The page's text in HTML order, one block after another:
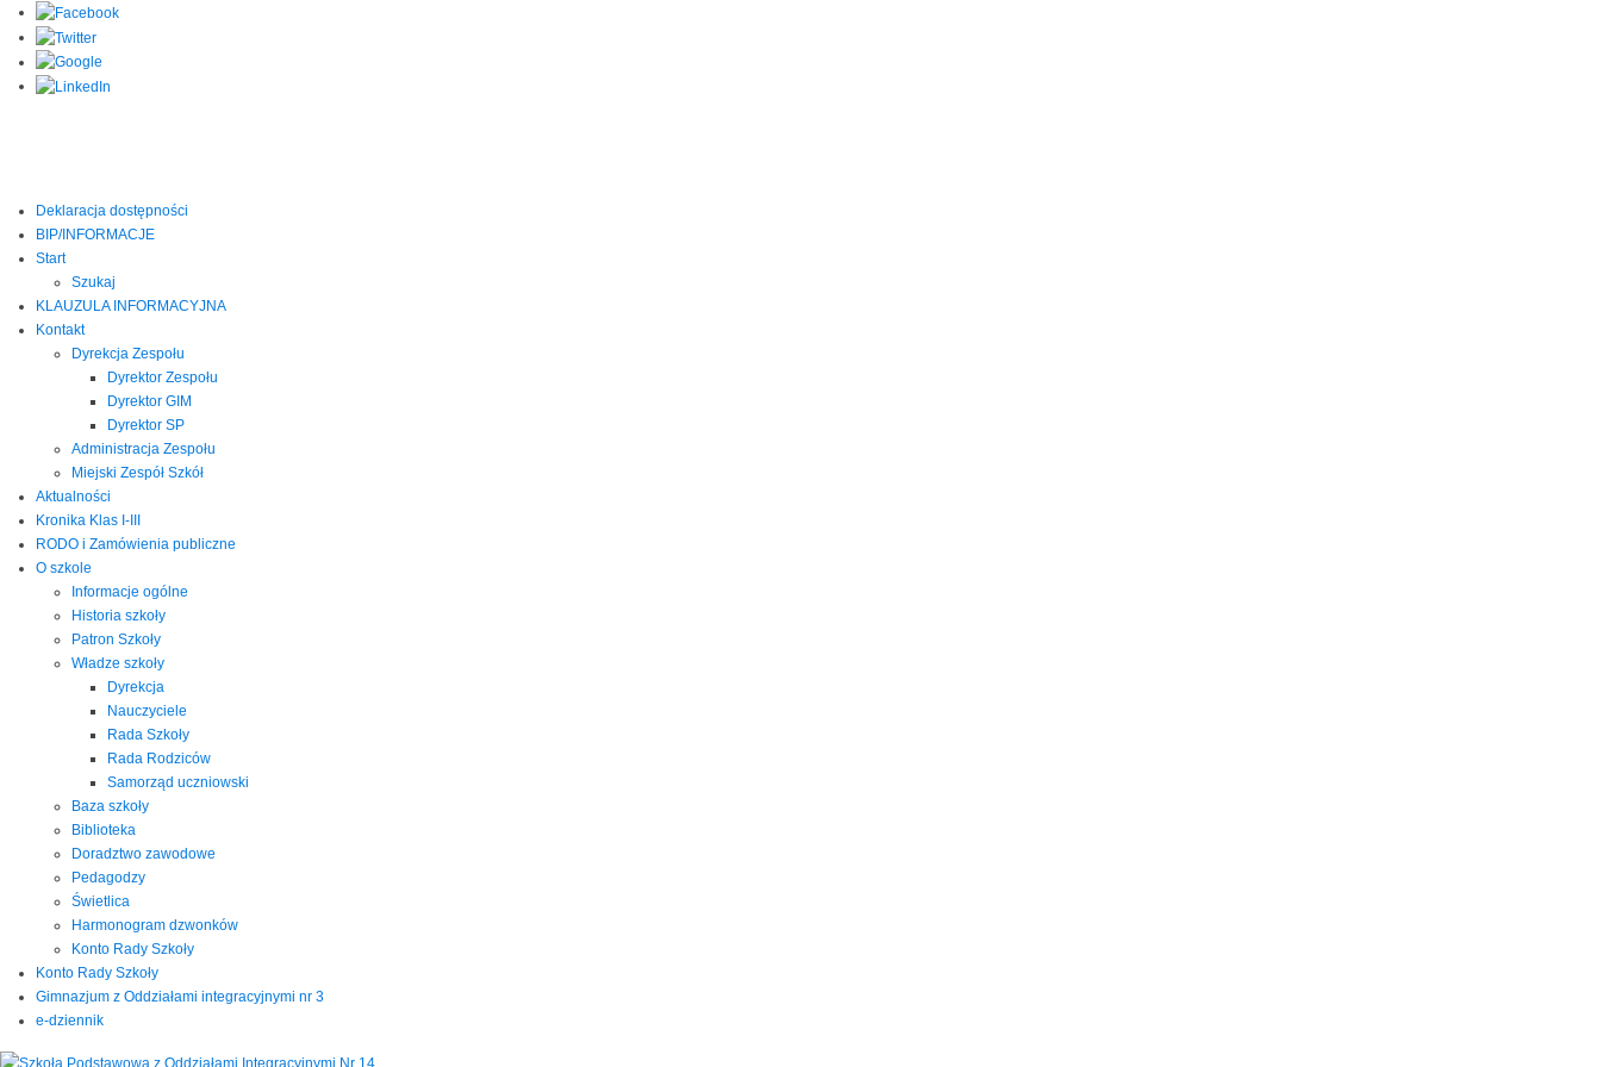
Deklaracja dostępności
BIP/INFORMACJE
Start
Szukaj
KLAUZULA INFORMACYJNA
Kontakt
Dyrekcja Zespołu
Dyrektor Zespołu
Dyrektor GIM
Dyrektor SP
Administracja Zespołu
Miejski Zespół Szkół
Aktualności
Kronika Klas I-III
RODO i Zamówienia publiczne
O szkole
Informacje ogólne
Historia szkoły
Patron Szkoły
Władze szkoły
Dyrekcja
Nauczyciele
Rada Szkoły
Rada Rodziców
Samorząd uczniowski
Baza szkoły
Biblioteka
Doradztwo zawodowe
Pedagodzy
Świetlica
Harmonogram dzwonków
Konto Rady Szkoły
Konto Rady Szkoły
Gimnazjum z Oddziałami integracyjnymi nr 3
e-dziennik